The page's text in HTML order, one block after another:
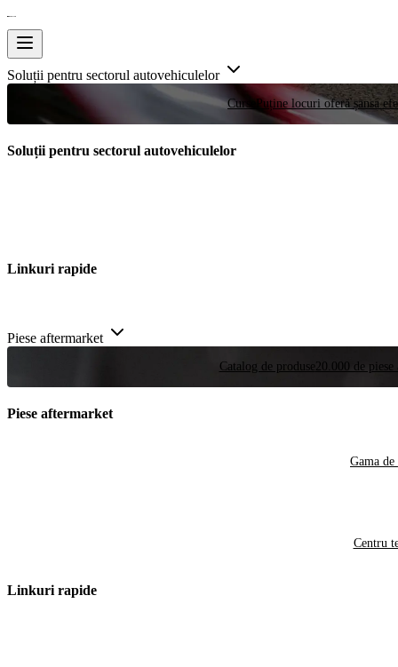
Soluții pentru sectorul autovehiculelor
Curse Puține locuri oferă șansa
Soluții pentru sectorul autovehiculelor
Linkuri rapide
Piese aftermarket
Catalog de produse 20.000 de
Piese aftermarket
Gama de
Centru
Linkuri rapide